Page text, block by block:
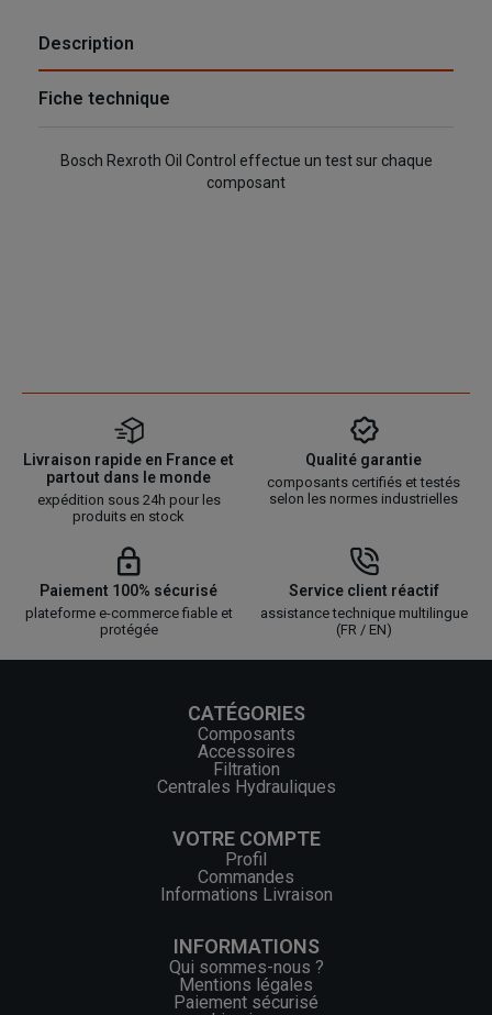
Description
Fiche technique
Bosch Rexroth Oil Control effectue un test sur chaque
composant
Livraison rapide en France et
partout dans le monde
expédition sous 24h pour les
produits en stock
Qualité garantie
composants certifiés et testés
selon les normes industrielles
Paiement 100% sécurisé
plateforme e-commerce fiable et
protégée
Service client réactif
assistance technique multilingue
(FR / EN)
CATÉGORIES
Composants
Accessoires
Filtration
Centrales Hydrauliques
VOTRE COMPTE
Profil
Commandes
Informations Livraison
INFORMATIONS
Qui sommes-nous ?
Mentions légales
Paiement sécurisé